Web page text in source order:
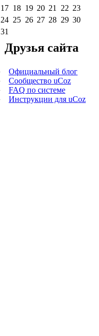
17 18 19 20 21 22 23
24 25 26 27 28 29 30
31
Друзья сайта
Официальный блог
Сообщество uCoz
FAQ по системе
Инструкции для uCoz